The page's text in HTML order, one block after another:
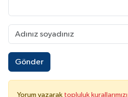
Gönder
Yorum yazarak topluluk kurallarımızı